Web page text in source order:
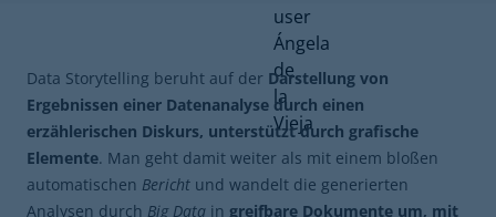
Data Storytelling beruht auf der Darstellung von
Ergebnissen einer Datenanalyse durch einen
erzählerischen Diskurs, unterstützt durch grafische
Elemente. Man geht damit weiter als mit einem bloßen
automatischen Bericht und wandelt die generierten
Analysen durch Big Data in greifbare Dokumente um, mit